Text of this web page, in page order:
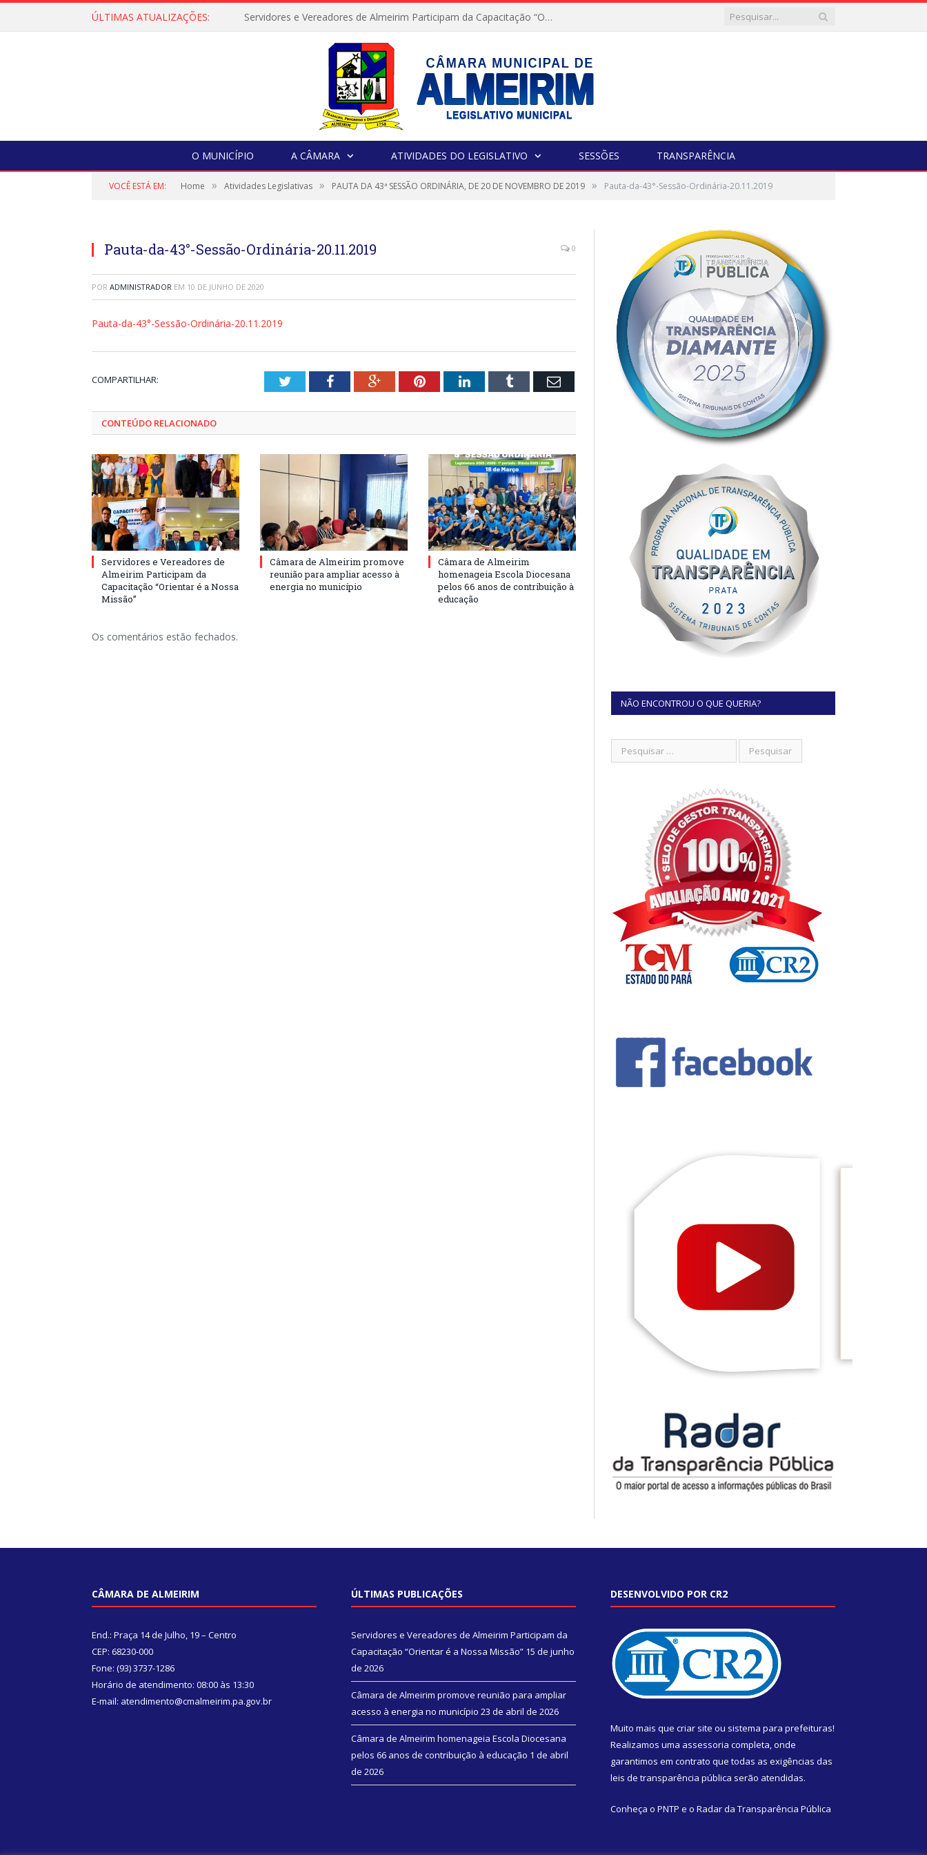
ÚLTIMAS ATUALIZAÇÕES: Servidores e Vereadores de Almeirim Participam da Capacitação “Orientar é a Nossa Missão”
O MUNICÍPIO A CÂMARA ATIVIDADES DO LEGISLATIVO SESSÕES TRANSPARÊNCIA
VOCÊ ESTÁ EM: Home » Atividades Legislativas » PAUTA DA 43ª SESSÃO ORDINÁRIA, DE 20 DE NOVEMBRO DE 2019 » Pauta-da-43°-Sessão-Ordinária-20.11.2019
Pauta-da-43°-Sessão-Ordinária-20.11.2019 0
POR ADMINISTRADOR EM 10 DE JUNHO DE 2020
Pauta-da-43°-Sessão-Ordinária-20.11.2019
COMPARTILHAR: TwitterFacebookGoogle+PinterestLinkedInTumblr Email
CONTEÚDO RELACIONADO
Servidores e Vereadores de
Almeirim Participam da
Capacitação “Orientar é a Nossa
Missão”
Câmara de Almeirim promove
reunião para ampliar acesso à
energia no município
Câmara de Almeirim
homenageia Escola Diocesana
pelos 66 anos de contribuição à
educação
Os comentários estão fechados.
NÃO ENCONTROU O QUE QUERIA?
CÂMARA DE ALMEIRIM
End.: Praça 14 de Julho, 19 – Centro
CEP: 68230-000
Fone: (93) 3737-1286
Horário de atendimento: 08:00 às 13:30
E-mail: atendimento@cmalmeirim.pa.gov.br
ÚLTIMAS PUBLICAÇÕES
Servidores e Vereadores de Almeirim Participam da
Capacitação “Orientar é a Nossa Missão” 15 de junho
de 2026
Câmara de Almeirim promove reunião para ampliar
acesso à energia no município 23 de abril de 2026
Câmara de Almeirim homenageia Escola Diocesana
pelos 66 anos de contribuição à educação 1 de abril
de 2026
DESENVOLVIDO POR CR2
Muito mais que criar site ou sistema para prefeituras!
Realizamos uma assessoria completa, onde
garantimos em contrato que todas as exigências das
leis de transparência pública serão atendidas.
Conheça o PNTP e o Radar da Transparência Pública